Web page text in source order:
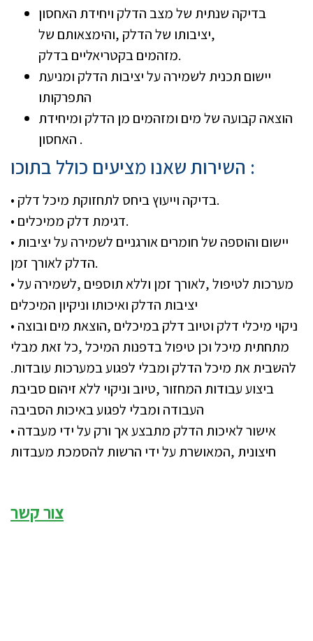
בדיקה שנתית של מצב הדלק ויחידת האחסון
,יציבותו של הדלק ,והימצאותם של
מזהמים בקטריאליים בדלק.
יישום תכנית לשמירה על יציבות הדלק ומניעת
התפרקותו
הוצאה קבועה של מים ומזהמים מן הדלק ומיחידת
האחסון .
השירות שאנו מציעים כולל בתוכו :
• בדיקה וייעוץ ביחס לתחזוקת מיכל דלק.
• דגימת דלק ממיכלים.
• יישום והוספה של חומרים אורגניים לשמירה על יציבות
הדלק לאורך זמן.
• מערכות לטיפול ,לאורך זמן וללא תוספים ,לשמירה על
יציבות הדלק ואיכותו וניקיון המיכלים
• ניקוי מיכלי דלק וטיוב דלק במיכלים ,הוצאת מים ובוצה
מתחתית מיכל וכן טיפול בדפנות המיכל ,כל זאת מבלי
להשבית את מיכל הדלק ומבלי לפגוע במערכות עובדות.
ביצוע עבודות המחזור ,טיוב וניקוי ללא זיהום סביבת
העבודה ומבלי לפגוע באיכות הסביבה
• אישור לאיכות הדלק מתבצע אך ורק על ידי מעבדה
חיצונית ,המאושרת על ידי הרשות להסמכת מעבדות
צור קשר